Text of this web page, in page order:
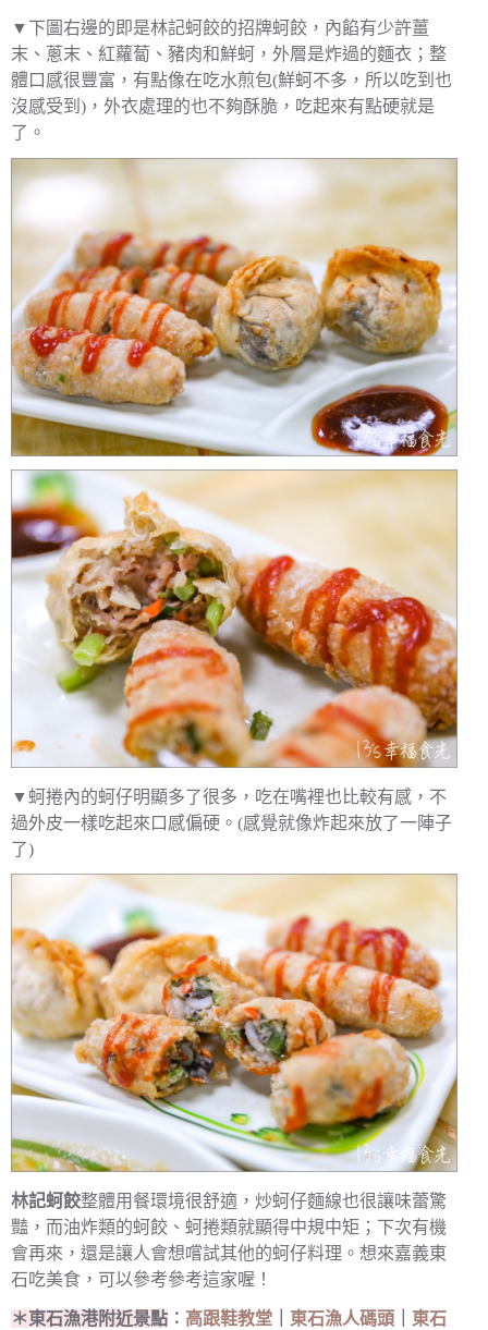
▼下圖右邊的即是林記蚵餃的招牌蚵餃，內餡有少許薑
末、蔥末、紅蘿蔔、豬肉和鮮蚵，外層是炸過的麵衣；整
體口感很豐富，有點像在吃水煎包(鮮蚵不多，所以吃到也
沒感受到)，外衣處理的也不夠酥脆，吃起來有點硬就是
了。
▼蚵捲內的蚵仔明顯多了很多，吃在嘴裡也比較有感，不
過外皮一樣吃起來口感偏硬。(感覺就像炸起來放了一陣子
了)
林記蚵餃整體用餐環境很舒適，炒蚵仔麵線也很讓味蕾驚
豔，而油炸類的蚵餃、蚵捲類就顯得中規中矩；下次有機
會再來，還是讓人會想嚐試其他的蚵仔料理。想來嘉義東
石吃美食，可以參考參考這家喔！
＊東石漁港附近景點 ︰ 高跟鞋教堂 東石漁人碼頭
東石